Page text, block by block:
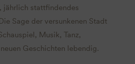
jährlich stattfindendes
Sage der versunkenen Stadt
Musik, Tanz,
Geschichten lebendig.